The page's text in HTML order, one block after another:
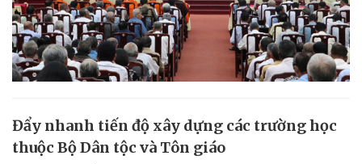
Đẩy nhanh tiến độ xây dựng các trường học
thuộc Bộ Dân tộc và Tôn giáo